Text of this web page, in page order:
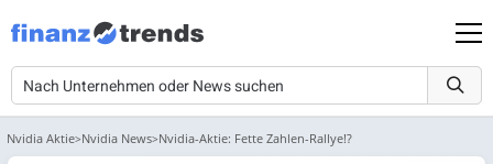
Nvidia Aktie Nvidia News Nvidia-Aktie: Fette Zahlen-Rallye!?